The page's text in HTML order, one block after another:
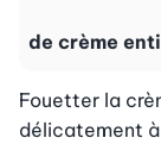
de crème
Fouetter la
délicatement